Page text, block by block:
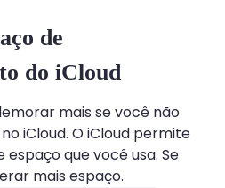
de
do iCloud
mais se você não
iCloud. O iCloud permite
que você usa. Se
mais espaço.